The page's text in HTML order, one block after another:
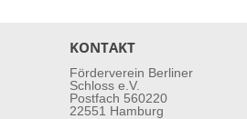
KONTAKT
Förderverein Berliner
Schloss e.V.
Postfach 560220
22551 Hamburg